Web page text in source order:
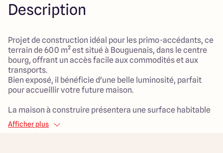
Description
Projet de construction idéal pour les primo-accédants, ce
terrain de 600 m² est situé à Bouguenais, dans le centre
bourg, offrant un accès facile aux commodités et aux
transports.
Bien exposé, il bénéficie d'une belle luminosité, parfait
pour accueillir votre future maison.
La maison à construire présentera une surface habitable
de 100 m² et se composera de 5 pièces, dont 3 chambres
spacieuses, idéales pour accueillir une famille.
Afficher plus